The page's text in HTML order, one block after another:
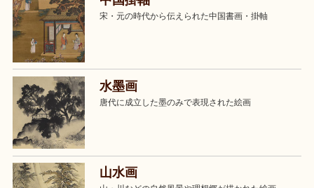
宋・元の時代から伝えられた中国書画・掛軸
水墨画
唐代に成立した墨のみで表現された絵画
山水画